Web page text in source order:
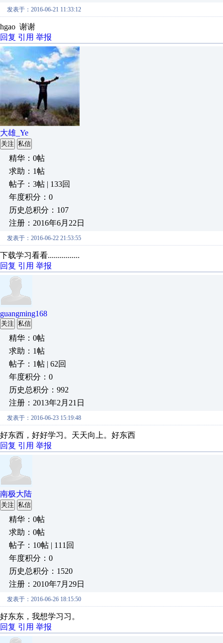
发表于：2016-06-21 11:33:12
hgao 谢谢
回复 引用 举报
大雄_Ye
关注 私信
精华：0帖
求助：1帖
帖子：3帖 | 133回
年度积分：0
历史总积分：107
注册：2016年6月22日
发表于：2016-06-22 21:53:55
下载学习看看................
回复 引用 举报
guangming168
关注 私信
精华：0帖
求助：1帖
帖子：1帖 | 62回
年度积分：0
历史总积分：992
注册：2013年2月21日
发表于：2016-06-23 15:19:48
好东西，好好学习。天天向上。好东西
回复 引用 举报
南极大陆
关注 私信
精华：0帖
求助：0帖
帖子：10帖 | 111回
年度积分：0
历史总积分：1520
注册：2010年7月29日
发表于：2016-06-26 18:15:50
好东东，我想学习习。
回复 引用 举报